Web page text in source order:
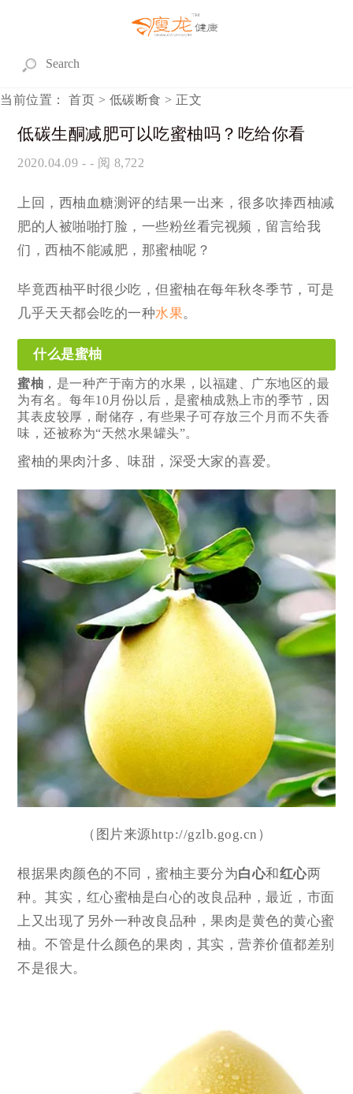
当前位置： 首页 > 低碳断食 > 正文
低碳生酮减肥可以吃蜜柚吗？吃给你看
2020.04.09 - - 阅 8,722
上回，西柚血糖测评的结果一出来，很多吹捧西柚减
肥的人被啪啪打脸，一些粉丝看完视频，留言给我
们，西柚不能减肥，那蜜柚呢？
毕竟西柚平时很少吃，但蜜柚在每年秋冬季节，可是
几乎天天都会吃的一种水果。
什么是蜜柚
蜜柚 ，是一种产于南方的水果，以福建、广东地区的最
为有名。每年10月份以后，是蜜柚成熟上市的季节，因
其表皮较厚，耐储存，有些果子可存放三个月而不失香
味，还被称为“天然水果罐头”。
蜜柚的果肉汁多、味甜，深受大家的喜爱。
（图片来源http://gzlb.gog.cn）
根据果肉颜色的不同，蜜柚主要分为白心和红心两
种。其实，红心蜜柚是白心的改良品种，最近，市面
上又出现了另外一种改良品种，果肉是黄色的黄心蜜
柚。不管是什么颜色的果肉，其实，营养价值都差别
不是很大。